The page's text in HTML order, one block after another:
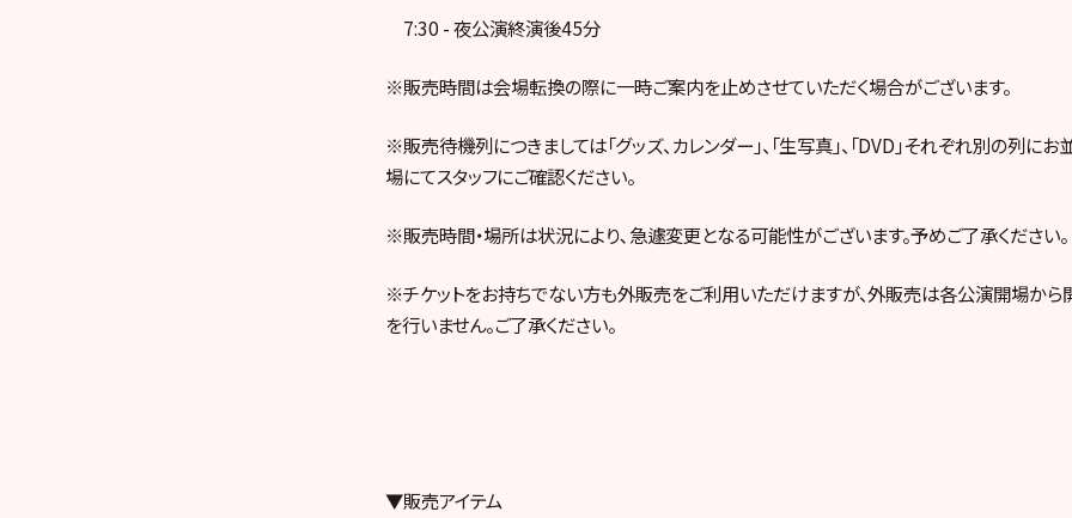
7:30 - 夜公演終演後45分
※販売時間は会場転換の際に一時ご案内を止めさせていただく場合がございます。
※販売待機列につきましては「グッズ、カレンダー」、「生写真」、「DVD」それぞれ別の列にお
場にてスタッフにご確認ください。
※販売時間・場所は状況により､急遽変更となる可能性がございます。予めご了承ください。
※チケットをお持ちでない方も外販売をご利用いただけますが、外販売は各公演開場か
を行いません。ご了承ください。
▼販売アイテム